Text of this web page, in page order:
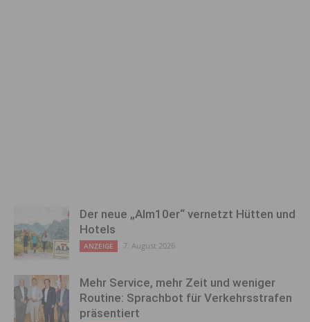
Der neue „Alm10er“ vernetzt Hütten und
Hotels
ANZEIGE 7. August 2026
Mehr Service, mehr Zeit und weniger
Routine: Sprachbot für Verkehrsstrafen
präsentiert